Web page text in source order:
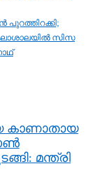
പുറത്തിറക്കി;
സിസ
കാണാതായ
മന്ത്രി